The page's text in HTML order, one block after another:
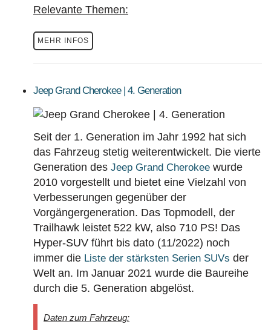
Relevante Themen:
MEHR INFOS
Jeep Grand Cherokee | 4. Generation
Seit der 1. Generation im Jahr 1992 hat sich
das Fahrzeug stetig weiterentwickelt. Die vierte
Generation des Jeep Grand Cherokee wurde
2010 vorgestellt und bietet eine Vielzahl von
Verbesserungen gegenüber der
Vorgängergeneration. Das Topmodell, der
Trailhawk leistet 522 kW, also 710 PS! Das
Hyper-SUV führt bis dato (11/2022) noch
immer die Liste der stärksten Serien SUVs der
Welt an. Im Januar 2021 wurde die Baureihe
durch die 5. Generation abgelöst.
Daten zum Fahrzeug: